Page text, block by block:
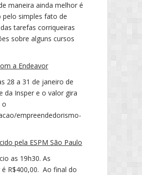
maneira ainda melhor é
simples fato de
tarefas corriqueiras
sobre alguns cursos
a Endeavor
28 a 31 de janeiro de
da Insper e o valor gira
o
empreendedorismo-
pela ESPM São Paulo
as 19h30. As
R$400,00. Ao final do